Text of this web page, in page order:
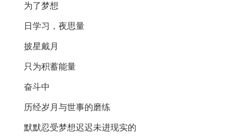
为了梦想
日学习，夜思量
披星戴月
只为积蓄能量
奋斗中
历经岁月与世事的磨练
默默忍受梦想迟迟未进现实的